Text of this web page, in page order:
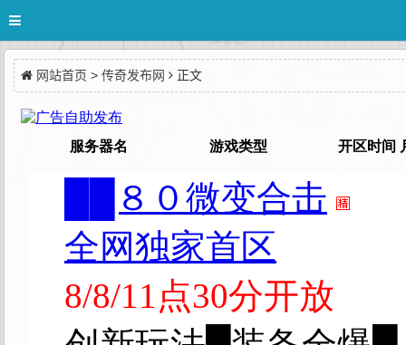
网站首页 > 传奇发布网 正文